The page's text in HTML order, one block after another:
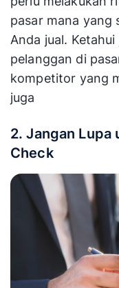
pasar mana yang
Anda jual.
pelanggan di
kompetitor yang
juga
2. Jangan Lupa
Check